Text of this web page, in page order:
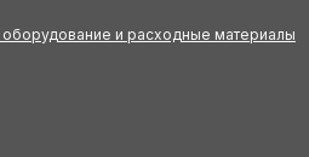
оборудование и расходные материалы